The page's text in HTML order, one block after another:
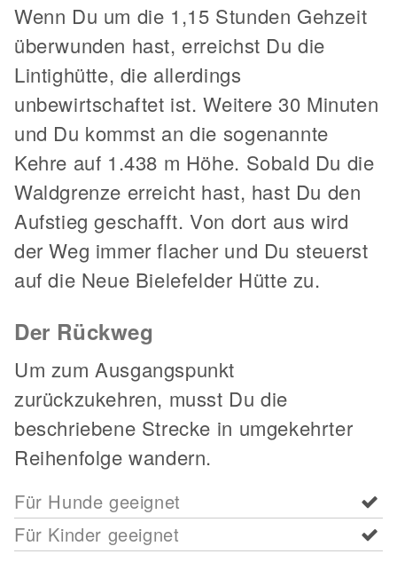
Wenn Du um die 1,15 Stunden Gehzeit
überwunden hast, erreichst Du die
Lintighütte, die allerdings
unbewirtschaftet ist. Weitere 30 Minuten
und Du kommst an die sogenannte
Kehre auf 1.438 m Höhe. Sobald Du die
Waldgrenze erreicht hast, hast Du den
Aufstieg geschafft. Von dort aus wird
der Weg immer flacher und Du steuerst
auf die Neue Bielefelder Hütte zu.
Der Rückweg
Um zum Ausgangspunkt
zurückzukehren, musst Du die
beschriebene Strecke in umgekehrter
Reihenfolge wandern.
Für Hunde geeignet
Für Kinder geeignet